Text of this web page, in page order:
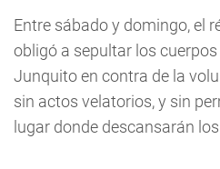
Entre sábado y domingo, el
obligó a sepultar los cuerpos
Junquito en contra de la
sin actos velatorios, y sin
lugar donde descansarán